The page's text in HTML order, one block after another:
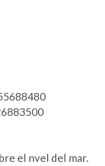
el nvel del mar.